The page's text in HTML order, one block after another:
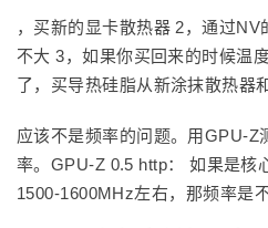
，买新的显卡散热器 2，通过
不大 3，如果你买回来的时候温
了，买导热硅脂从新涂抹散热器
应该不是频率的问题。用GPU-Z
率。GPU-Z 0.5 http： 如果是核
1500-1600MHz左右，那频率是